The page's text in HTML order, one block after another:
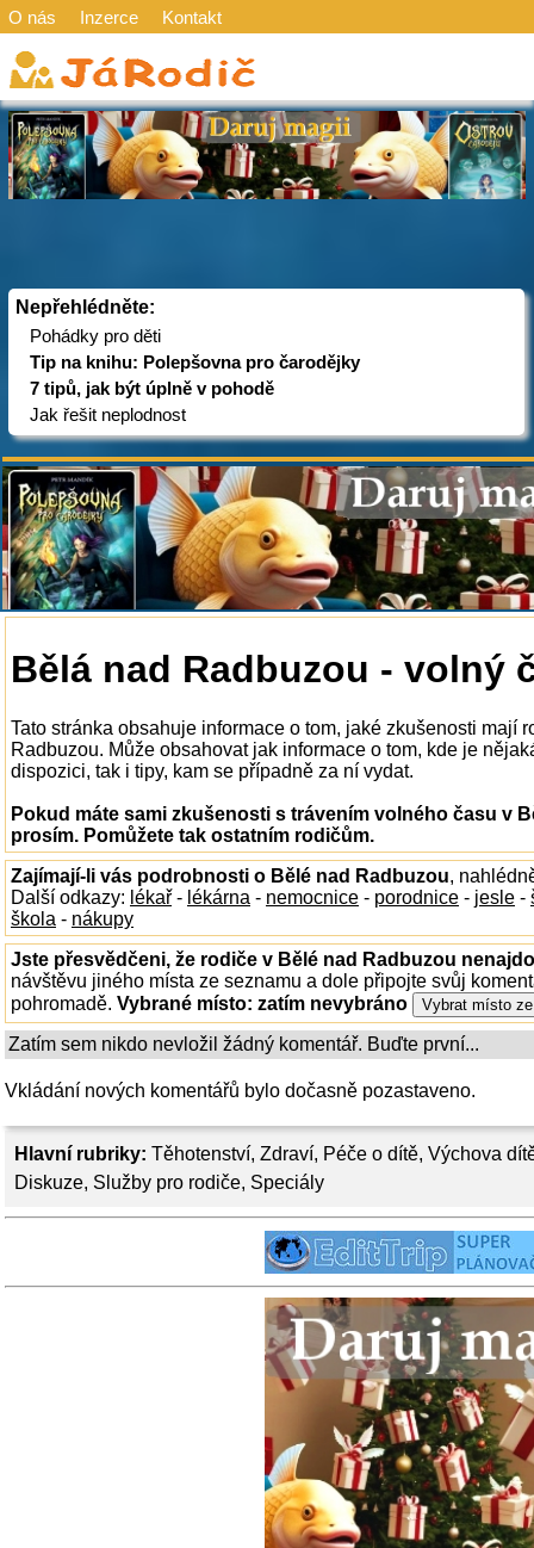
O nás Inzerce Kontakt
Nepřehlédněte:
Pohádky pro děti
Tip na knihu: Polepšovna pro čarodějky
7 tipů, jak být úplně v pohodě
Jak řešit neplodnost
Hlavní rubriky: Těhotenství, Zdraví, Péče o dítě, Výchova
Diskuze, Služby pro rodiče, Speciály
Bělá nad Radbuzou - volný
Tato stránka obsahuje informace o tom, jaké zkušenosti mají
Radbuzou. Může obsahovat jak informace o tom, kde je
dispozici, tak i tipy, kam se případně za ní vydat.
Pokud máte sami zkušenosti s trávením volného času v
prosím. Pomůžete tak ostatním rodičům.
Zajímají-li vás podrobnosti o Bělé nad Radbuzou,
Další odkazy: lékař - lékárna - nemocnice - porodnice - jesle -
škola - nákupy
Jste přesvědčeni, že rodiče v Bělé nad Radbuzou
návštěvu jiného místa ze seznamu a dole připojte svůj
pohromadě. Vybrané místo: zatím nevybráno
Zatím sem nikdo nevložil žádný komentář. Buďte první...
Vkládání nových komentářů bylo dočasně pozastaveno.